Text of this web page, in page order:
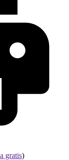
gratis)